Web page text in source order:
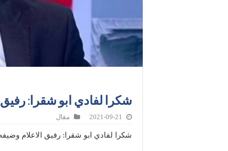
شكرا لفادي ابو شقرا: رفيق
2021-09-21 مقال
شكرا لفادي ابو شقرا: رفيق الاعلام وضيفه